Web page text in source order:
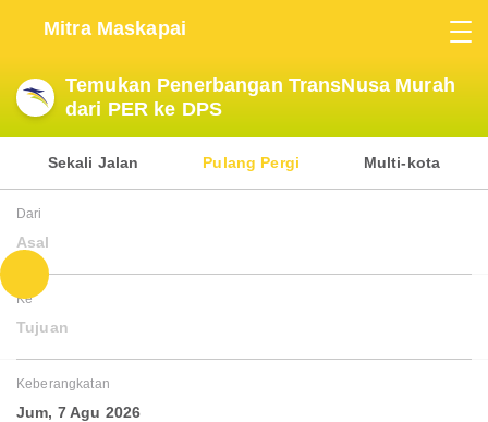
Mitra Maskapai
Temukan Penerbangan TransNusa Murah
dari PER ke DPS
Sekali Jalan Pulang Pergi Multi-kota
Dari
Asal
Ke
Tujuan
Keberangkatan
Jum, 7 Agu 2026